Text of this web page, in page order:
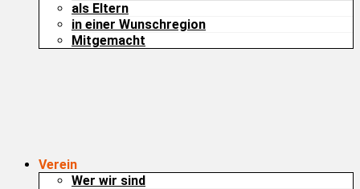
als Eltern
in einer Wunschregion
Mitgemacht
Verein
Wer wir sind